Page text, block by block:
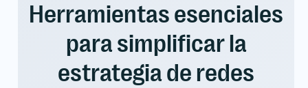
Herramientas esenciales
para simplificar la
estrategia de redes